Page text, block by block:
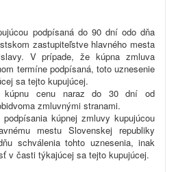
podpísaná do 90 dní odo dňa
zastupiteľstve hlavného mesta
V prípade, že kúpna zmluva
termíne podpísaná, toto uznesenie
sa tejto kupujúcej.
kúpnu cenu naraz do 30 dní od
zmluvnými stranami.
kúpnej zmluvy kupujúcou
mestu Slovenskej republiky
schválenia tohto uznesenia, inak
v časti týkajúcej sa tejto kupujúcej.